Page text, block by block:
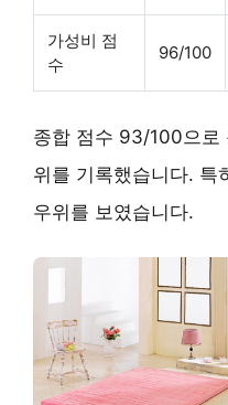
가성비 점
수
96/100
종합 점수 93/100으로
위를 기록했습니다. 특
우위를 보였습니다.